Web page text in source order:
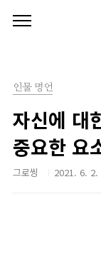
인물 명언
자신에 대
중요한 요
그로씽 2021. 6. 2.